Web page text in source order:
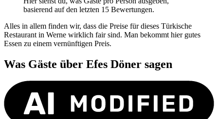
basierend auf den letzten 15 Bewertungen.
Alles in allem finden wir, dass die Preise für dieses Türkische
Restaurant in Werne wirklich fair sind. Man bekommt hier gutes
Essen zu einem vernünftigen Preis.
Was Gäste über Efes Döner sagen